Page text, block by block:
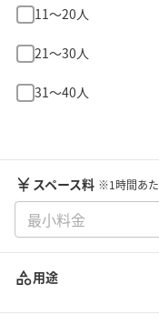
11〜20人
21〜30人
31〜40人
スペース料 ※1時間あ
用途